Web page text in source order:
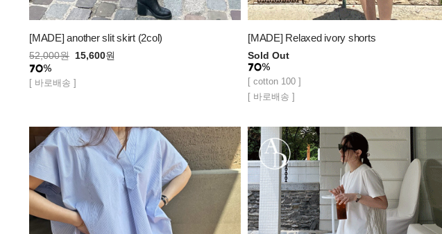
[MADE] another slit skirt (2col)
52,000원 15,600원
[ 바로배송 ]
[MADE] Relaxed ivory shorts
Sold Out
[ cotton 100 ]
[ 바로배송 ]